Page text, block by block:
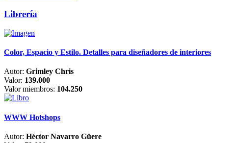
Librería
Color, Espacio y Estilo. Detalles para diseñadores de interiores
Autor: Grimley Chris
Valor: 139.000
Valor miembros: 104.250
WWW Hotshops
Autor: Héctor Navarro Güere